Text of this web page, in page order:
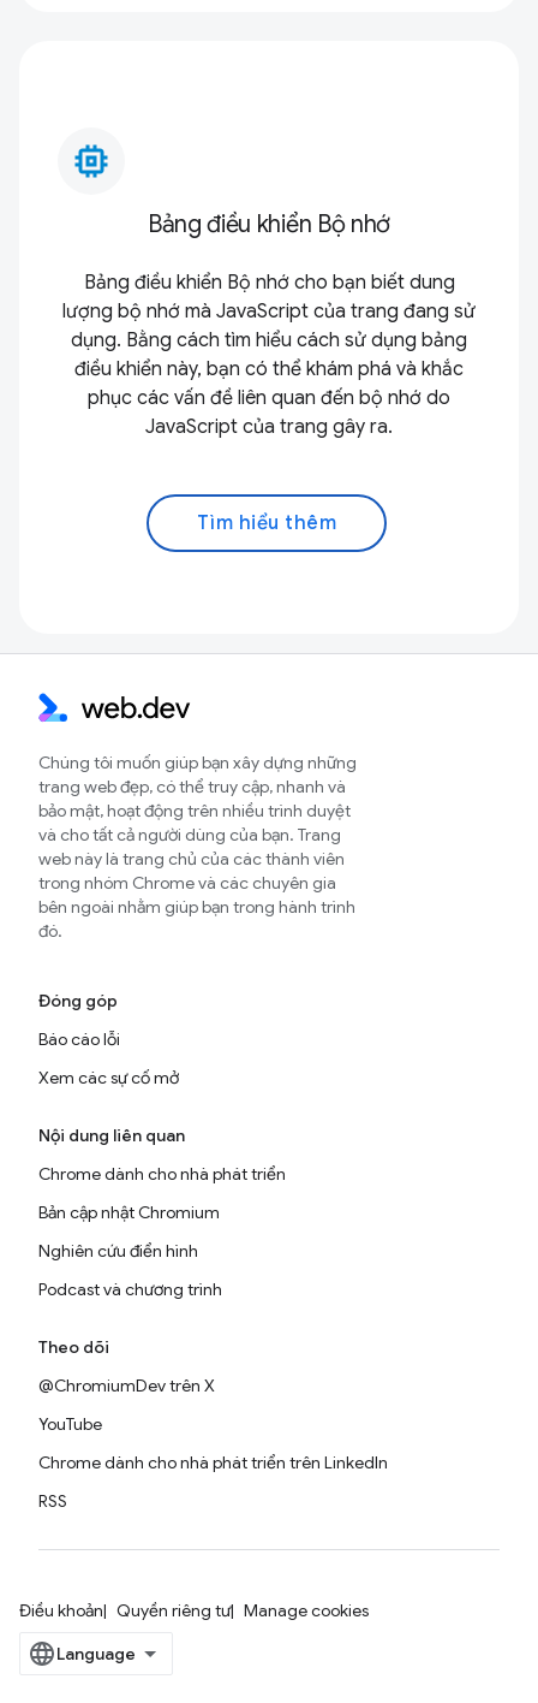
memory_alt
Bảng điều khiển Bộ nhớ
Bảng điều khiển Bộ nhớ cho bạn biết dung
lượng bộ nhớ mà JavaScript của trang đang sử
dụng. Bằng cách tìm hiểu cách sử dụng bảng
điều khiển này, bạn có thể khám phá và khắc
phục các vấn đề liên quan đến bộ nhớ do
JavaScript của trang gây ra.
Tìm hiểu thêm
Chúng tôi muốn giúp bạn xây dựng những
trang web đẹp, có thể truy cập, nhanh và
bảo mật, hoạt động trên nhiều trình duyệt
và cho tất cả người dùng của bạn. Trang
web này là trang chủ của các thành viên
trong nhóm Chrome và các chuyên gia
bên ngoài nhằm giúp bạn trong hành trình
đó.
Đóng góp
Báo cáo lỗi
Xem các sự cố mở
Nội dung liên quan
Chrome dành cho nhà phát triển
Bản cập nhật Chromium
Nghiên cứu điển hình
Podcast và chương trình
Theo dõi
@ChromiumDev trên X
YouTube
Chrome dành cho nhà phát triển trên LinkedIn
RSS
Điều khoản Quyền riêng tư Manage cookies